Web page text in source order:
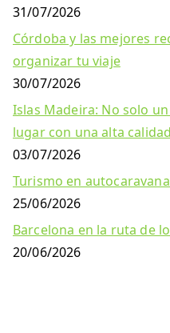
31/07/2026
Córdoba y las mejores
organizar tu viaje
30/07/2026
Islas Madeira: No solo
lugar con una alta
03/07/2026
Turismo en
25/06/2026
Barcelona en la ruta de
20/06/2026